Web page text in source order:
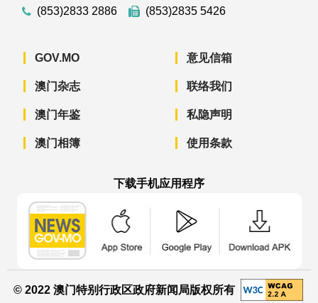
(853)2833 2886
(853)2835 5426
GOV.MO
澳门杂志
澳门年鉴
澳门相簿
意见信箱
联络我们
私隐声明
使用条款
下载手机应用程序
© 2022 澳门特别行政区政府新闻局版权所有